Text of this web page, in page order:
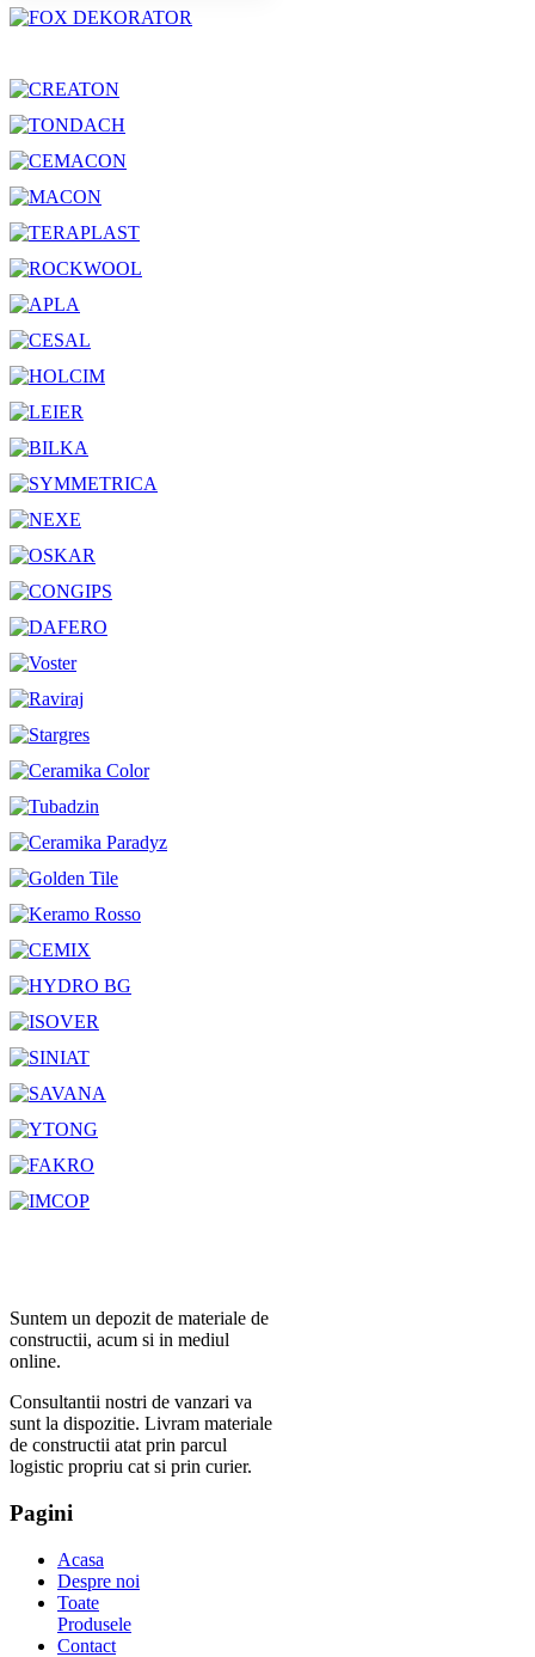
Suntem un depozit de materiale de
constructii, acum si in mediul
online.
Consultantii nostri de vanzari va
sunt la dispozitie. Livram materiale
de constructii atat prin parcul
logistic propriu cat si prin curier.
Pagini
Acasa
Despre noi
Toate
Produsele
Contact